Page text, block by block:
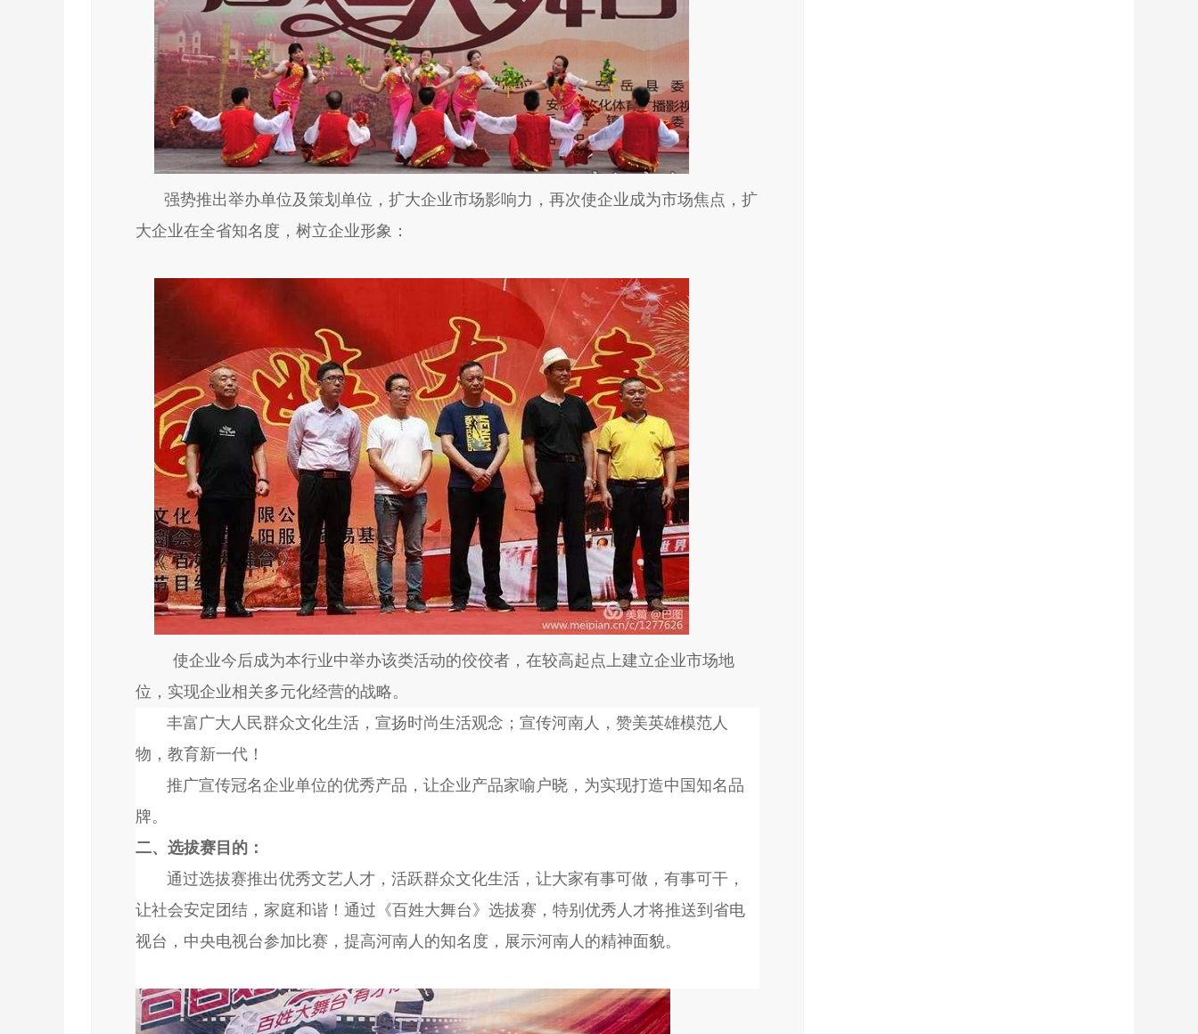
强势推出举办单位及策划单位，扩大企业市场影响力，再次使企业成为市场焦点，扩
大企业在全省知名度，树立企业形象：
使企业今后成为本行业中举办该类活动的佼佼者，在较高起点上建立企业市场地
位，实现企业相关多元化经营的战略。
丰富广大人民群众文化生活，宣扬时尚生活观念；宣传河南人，赞美英雄模范人
物，教育新一代！
推广宣传冠名企业单位的优秀产品，让企业产品家喻户晓，为实现打造中国知名品
牌。
二、选拔赛目的：
通过选拔赛推出优秀文艺人才，活跃群众文化生活，让大家有事可做，有事可干，
让社会安定团结，家庭和谐！通过《百姓大舞台》选拔赛，特别优秀人才将推送到省电
视台，中央电视台参加比赛，提高河南人的知名度，展示河南人的精神面貌。